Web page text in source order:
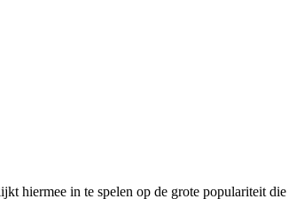
hiermee in te spelen op de grote populariteit die